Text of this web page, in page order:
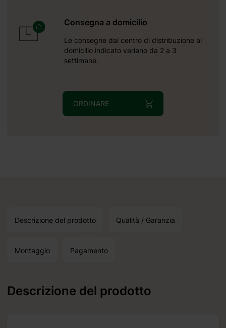
Consegna a domicilio
Le consegne dal centro di distribuzione al
domicilio indicato variano da 2 a 3
settimane.
ORDINARE
Descrizione del prodotto Qualità / Garanzia
Montaggio Pagamento
Descrizione del prodotto
Riceverete
2026 09 05